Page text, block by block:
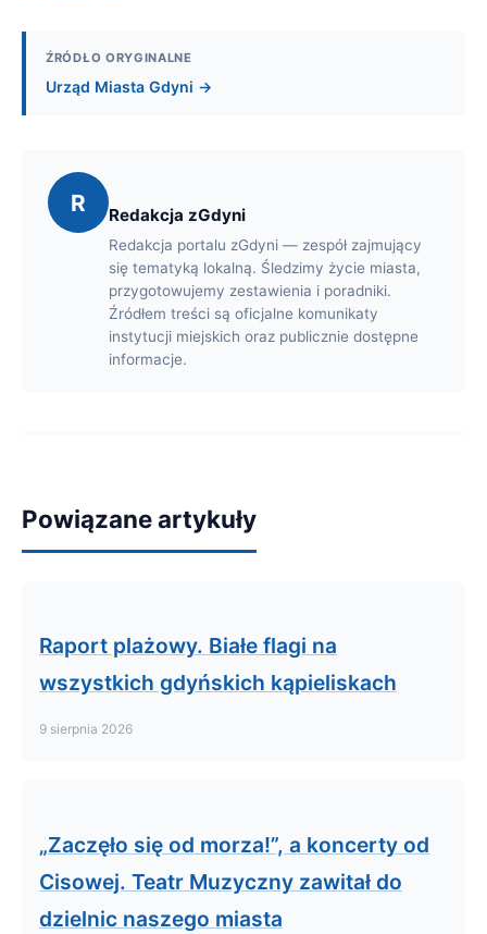
ŹRÓDŁO ORYGINALNE
Urząd Miasta Gdyni →
R Redakcja zGdyni
Redakcja portalu zGdyni — zespół zajmujący
się tematyką lokalną. Śledzimy życie miasta,
przygotowujemy zestawienia i poradniki.
Źródłem treści są oficjalne komunikaty
instytucji miejskich oraz publicznie dostępne
informacje.
Powiązane artykuły
Raport plażowy. Białe flagi na
wszystkich gdyńskich kąpieliskach
9 sierpnia 2026
„Zaczęło się od morza!”, a koncerty od
Cisowej. Teatr Muzyczny zawitał do
dzielnic naszego miasta